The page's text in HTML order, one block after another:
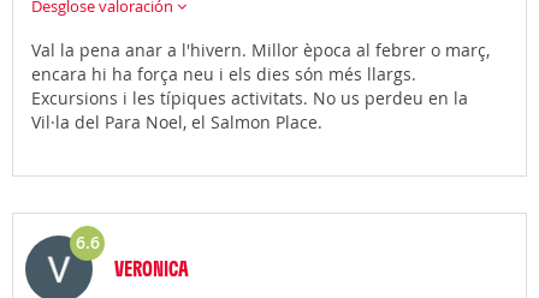
Desglose valoración
Val la pena anar a l'hivern. Millor època al febrer o març,
encara hi ha força neu i els dies són més llargs.
Excursions i les típiques activitats. No us perdeu en la
Vil·la del Para Noel, el Salmon Place.
6.6
VERONICA